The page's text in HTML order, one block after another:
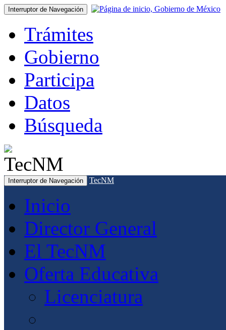
Interruptor de Navegación
Trámites
Gobierno
Participa
Datos
Búsqueda
Interruptor de Navegación TecNM
Inicio
Director General
El TecNM
Oferta Educativa
Licenciatura